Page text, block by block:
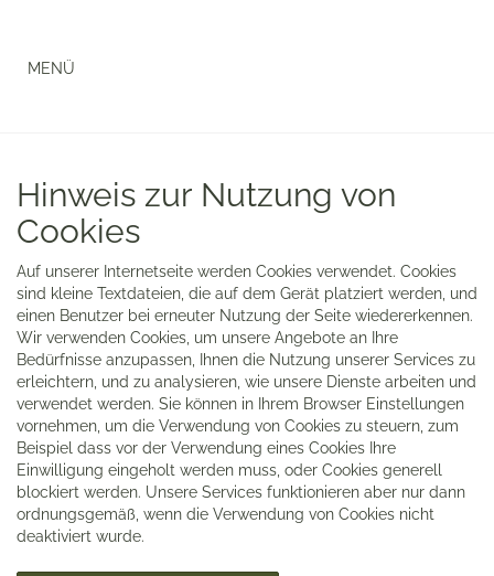
Navigation anzeigen
Hinweis zur Nutzung von
Cookies
Auf unserer Internetseite werden Cookies verwendet. Cookies
sind kleine Textdateien, die auf dem Gerät platziert werden, und
einen Benutzer bei erneuter Nutzung der Seite wiedererkennen.
Wir verwenden Cookies, um unsere Angebote an Ihre
Bedürfnisse anzupassen, Ihnen die Nutzung unserer Services zu
erleichtern, und zu analysieren, wie unsere Dienste arbeiten und
verwendet werden. Sie können in Ihrem Browser Einstellungen
vornehmen, um die Verwendung von Cookies zu steuern, zum
Beispiel dass vor der Verwendung eines Cookies Ihre
Einwilligung eingeholt werden muss, oder Cookies generell
blockiert werden. Unsere Services funktionieren aber nur dann
ordnungsgemäß, wenn die Verwendung von Cookies nicht
deaktiviert wurde.